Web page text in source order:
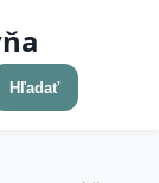
Hľadať